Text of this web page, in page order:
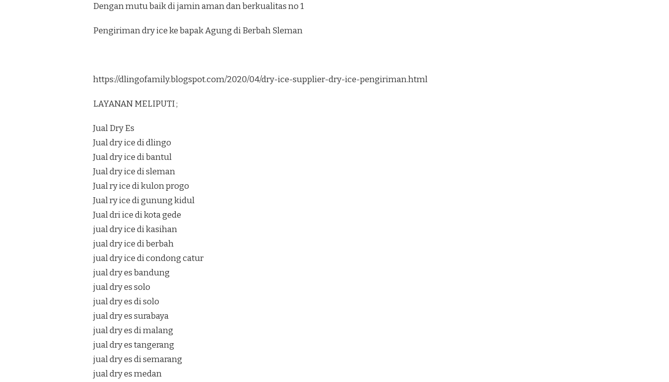
Dengan mutu baik di jamin aman dan berkualitas no 1
Pengiriman dry ice ke bapak Agung di Berbah Sleman
https://dlingofamily.blogspot.com/2020/04/dry-ice-supplier-dry-ice-pengiriman.html
LAYANAN MELIPUTI ;
Jual Dry Es
Jual dry ice di dlingo
Jual dry ice di bantul
Jual dry ice di sleman
Jual ry ice di kulon progo
Jual ry ice di gunung kidul
Jual dri ice di kota gede
jual dry ice di kasihan
jual dry ice di berbah
jual dry ice di condong catur
jual dry es bandung
jual dry es solo
jual dry es di solo
jual dry es surabaya
jual dry es di malang
jual dry es tangerang
jual dry es di semarang
jual dry es medan